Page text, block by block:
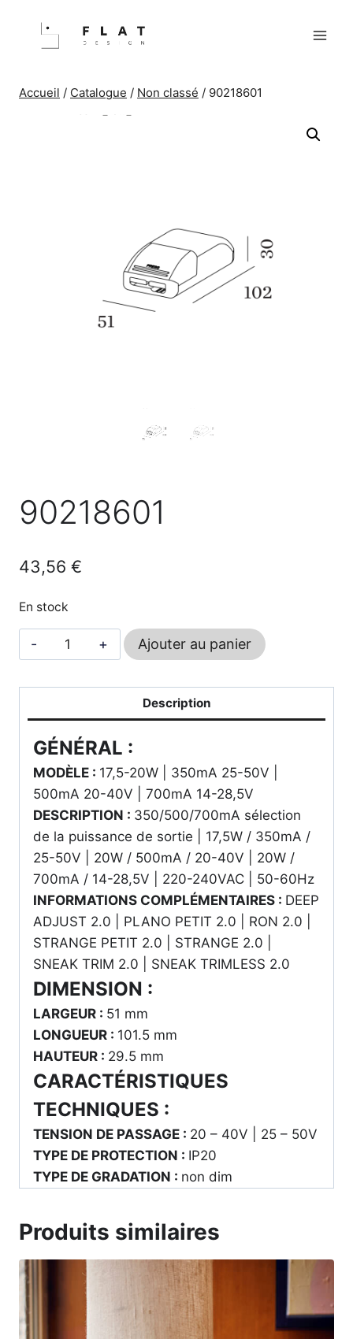
contenu
Accueil / Catalogue / Non classé / 90218601
90218601
43,56 €
En stock
quantité
de
Ajouter au panier
Description
GÉNÉRAL :
MODÈLE : 17,5-20W | 350mA 25-50V |
500mA 20-40V | 700mA 14-28,5V
DESCRIPTION : 350/500/700mA sélection
de la puissance de sortie | 17,5W / 350mA /
25-50V | 20W / 500mA / 20-40V | 20W /
700mA / 14-28,5V | 220-240VAC | 50-60Hz
INFORMATIONS­ COMPLÉMENTAIRES : DEEP
ADJUST 2.0 | PLANO PETIT 2.0 | RON 2.0 |
STRANGE PETIT 2.0 | STRANGE 2.0 |
SNEAK TRIM 2.0 | SNEAK TRIMLESS 2.0
DIMENSION :
LARGEUR : 51 mm
LONGUEUR : 101.5 mm
HAUTEUR : 29.5 mm
CARACTÉRISTIQUES
TECHNIQUES :
TENSION­ DE PASSAGE : 20 – 40V | 25 – 50V
TYPE DE PROTECTION : IP20
TYPE DE GRADATION : non dim
Produits similaires